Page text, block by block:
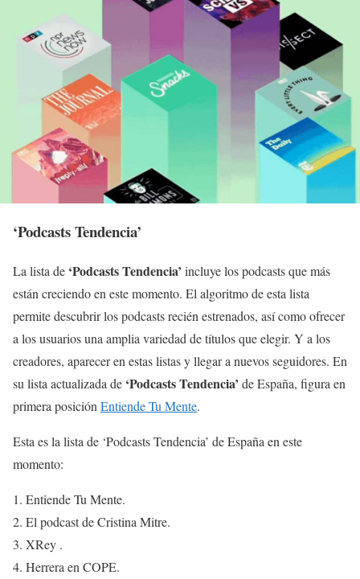
‘Podcasts Tendencia’
La lista de ‘Podcasts Tendencia’ incluye los podcasts que más
están creciendo en este momento. El algoritmo de esta lista
permite descubrir los podcasts recién estrenados, así como ofrecer
a los usuarios una amplia variedad de títulos que elegir. Y a los
creadores, aparecer en estas listas y llegar a nuevos seguidores. En
su lista actualizada de ‘Podcasts Tendencia’ de España, figura en
primera posición Entiende Tu Mente.
Esta es la lista de ‘Podcasts Tendencia’ de España en este
momento:
Entiende Tu Mente.
El podcast de Cristina Mitre.
XRey .
Herrera en COPE.